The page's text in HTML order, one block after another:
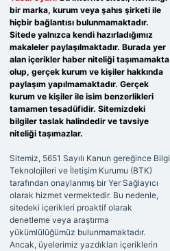
bir marka, kurum veya şahıs şirketi ile
hiçbir bağlantısı bulunmamaktadır.
Sitede yalnızca kendi hazırladığımız
makaleler paylaşılmaktadır. Burada yer
alan içerikler haber niteliği taşımamakta
olup, gerçek kurum ve kişiler hakkında
paylaşım yapılmamaktadır. Gerçek
kurum ve kişiler ile isim benzerlikleri
tamamen tesadüfidir. Sitemizdeki
bilgiler taslak halindedir ve tavsiye
niteliği taşımazlar.
Sitemiz, 5651 Sayılı Kanun gereğince Bilgi
Teknolojileri ve İletişim Kurumu (BTK)
tarafından onaylanmış bir Yer Sağlayıcı
olarak hizmet vermektedir. Bu nedenle,
sitedeki içerikleri proaktif olarak
denetleme veya araştırma
yükümlülüğümüz bulunmamaktadır.
Ancak, üyelerimiz yazdıkları içeriklerin